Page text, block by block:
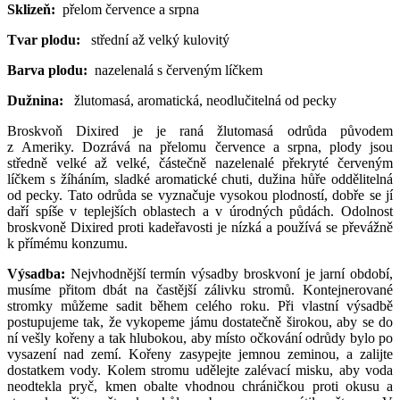
Sklizeň: přelom července a srpna
Tvar plodu: střední až velký kulovitý
Barva plodu: nazelenalá s červeným líčkem
Dužnina: žlutomasá, aromatická, neodlučitelná od pecky
Broskvoň Dixired je je raná žlutomasá odrůda původem
z Ameriky. Dozrává na přelomu července a srpna, plody jsou
středně velké až velké, částečně nazelenalé překryté červeným
líčkem s žíháním, sladké aromatické chuti, dužina hůře oddělitelná
od pecky. Tato odrůda se vyznačuje vysokou plodností, dobře se jí
daří spíše v teplejších oblastech a v úrodných půdách. Odolnost
broskvoně Dixired proti kadeřavosti je nízká a používá se převážně
k přímému konzumu.
Výsadba: Nejvhodnější termín výsadby broskvoní je jarní období,
musíme přitom dbát na častější zálivku stromů. Kontejnerované
stromky můžeme sadit během celého roku. Při vlastní výsadbě
postupujeme tak, že vykopeme jámu dostatečně širokou, aby se do
ní vešly kořeny a tak hlubokou, aby místo očkování odrůdy bylo po
vysazení nad zemí. Kořeny zasypejte jemnou zeminou, a zalijte
dostatkem vody. Kolem stromu udělejte zalévací misku, aby voda
neodtekla pryč, kmen obalte vhodnou chráničkou proti okusu a